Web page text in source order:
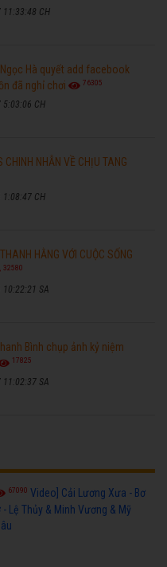
11:33:48 CH
Hà quyết add facebook
đã nghỉ chơi
76305
CH
CHINH NHẪN VỀ CHỊU TANG
CH
HẰNG VỚI CUỘC SỐNG
32580
SA
Bình chụp ảnh kỷ niệm
17825
SA
67090 Video] Cải Lương Xưa - Bơ
- Lệ Thủy & Minh Vương & Mỹ